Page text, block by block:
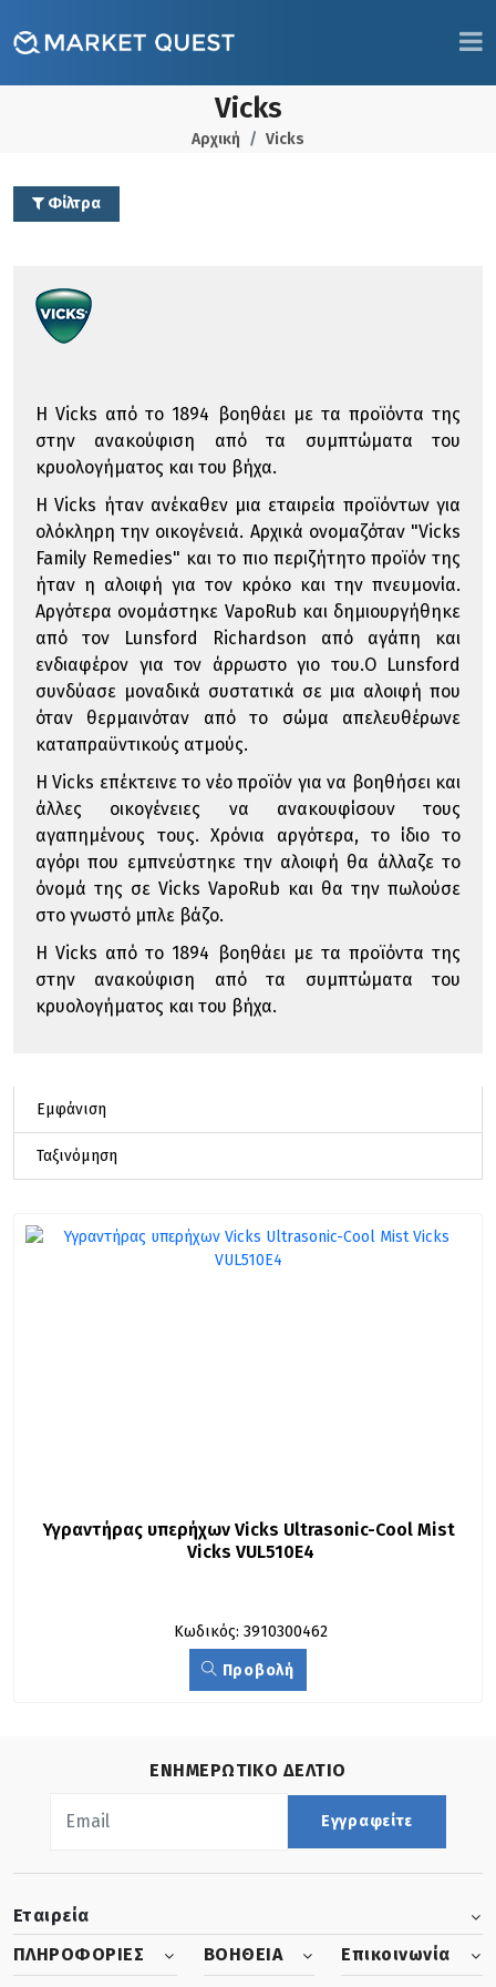
Vicks
Αρχική Vicks
Φίλτρα
Η Vicks από το 1894 βοηθάει με τα προϊόντα της
στην ανακούφιση από τα συμπτώματα του
κρυολογήματος και του βήχα.
Η Vicks ήταν ανέκαθεν μια εταιρεία προϊόντων για
ολόκληρη την οικογένειά. Αρχικά ονομαζόταν "Vicks
Family Remedies" και το πιο περιζήτητο προϊόν της
ήταν η αλοιφή για τον κρόκο και την πνευμονία.
Αργότερα ονομάστηκε VapoRub και δημιουργήθηκε
από τον Lunsford Richardson από αγάπη και
ενδιαφέρον για τον άρρωστο γιο του.Ο Lunsford
συνδύασε μοναδικά συστατικά σε μια αλοιφή που
όταν θερμαινόταν από το σώμα απελευθέρωνε
καταπραϋντικούς ατμούς.
Η Vicks επέκτεινε το νέο προϊόν για να βοηθήσει και
άλλες οικογένειες να ανακουφίσουν τους
αγαπημένους τους. Χρόνια αργότερα, το ίδιο το
αγόρι που εμπνεύστηκε την αλοιφή θα άλλαζε το
όνομά της σε Vicks VapoRub και θα την πωλούσε
στο γνωστό μπλε βάζο.
Η Vicks από το 1894 βοηθάει με τα προϊόντα της
στην ανακούφιση από τα συμπτώματα του
κρυολογήματος και του βήχα.
Υγραντήρας υπερήχων Vicks Ultrasonic-Cool Mist
Vicks VUL510E4
Κωδικός: 3910300462
Προβολή
ΕΝΗΜΕΡΩΤΙΚΟ ΔΕΛΤΙΟ
Εγγραφείτε
Εταιρεία
ΠΛΗΡΟΦΟΡΙΕΣ
ΒΟΗΘΕΙΑ Επικοινωνία